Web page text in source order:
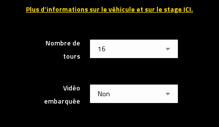
Plus d’informations sur le véhicule et sur le stage ICI.
Nombre de
tours
Vidéo
embarquée